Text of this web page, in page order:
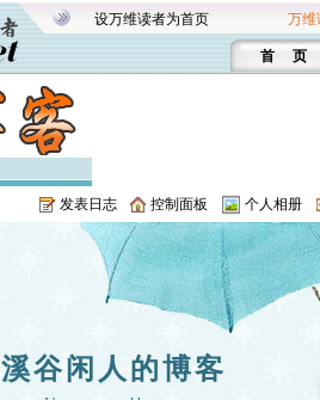
设万维读者为首页 万维
首 页
发表日志 控制面板 个人相册
溪谷闲人的博客